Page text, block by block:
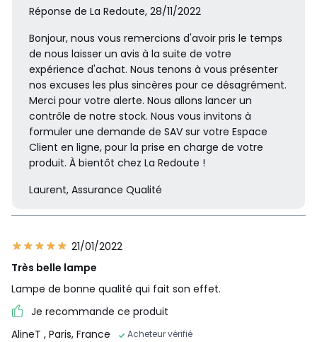
Réponse de La Redoute, 28/11/2022
Bonjour, nous vous remercions d'avoir pris le temps
de nous laisser un avis à la suite de votre
expérience d'achat. Nous tenons à vous présenter
nos excuses les plus sincères pour ce désagrément.
Merci pour votre alerte. Nous allons lancer un
contrôle de notre stock. Nous vous invitons à
formuler une demande de SAV sur votre Espace
Client en ligne, pour la prise en charge de votre
produit. À bientôt chez La Redoute !
Laurent, Assurance Qualité
21/01/2022
Très belle lampe
Lampe de bonne qualité qui fait son effet.
Je recommande ce produit
AlineT , Paris, France Acheteur vérifié